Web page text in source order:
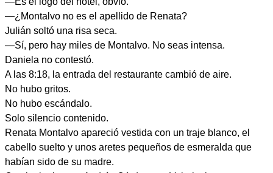
—¿Montalvo no es el apellido de Renata?
Julián soltó una risa seca.
—Sí, pero hay miles de Montalvo. No seas intensa.
Daniela no contestó.
A las 8:18, la entrada del restaurante cambió de aire.
No hubo gritos.
No hubo escándalo.
Solo silencio contenido.
Renata Montalvo apareció vestida con un traje blanco, el
cabello suelto y unos aretes pequeños de esmeralda que
habían sido de su madre.